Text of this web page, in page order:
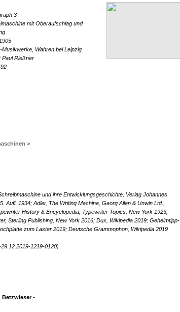
3
mit Oberaufschlag und
1905
Musikwerke, Wahren bei Leipzig
Paul Rießner
>
und ihre Entwicklungsgeschichte, Verlag Johannes
Aufl. 1934; Adler, The Writing Machine, Georg Allen & Unwin Ltd.,
History & Encyclopedia, Typewriter Topics, New York 1923;
Sterling Publishing, New York 2016; Dux, Wikipedia 2019; Geheimtipp-
zum Laster 2019; Deutsche Grammophon, Wikipedia 2019
1219-0120)
Betzwieser -